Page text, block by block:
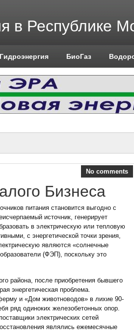
в Республике
Гидроэнергия БиоГаз
No comments
Бизнеса
питания становится выгодно с
источник, генерирует
в электрическую или тепловую
с энергетической точки зрения,
являются «солнечные
(ФЭП), поскольку это
района, после приобретения бывшего
энергетическая проблема.
и «Дом животноводов» в лихие 90-
ряд одиноких железобетонных опор.
электрических сетей
являлись ежемесячные